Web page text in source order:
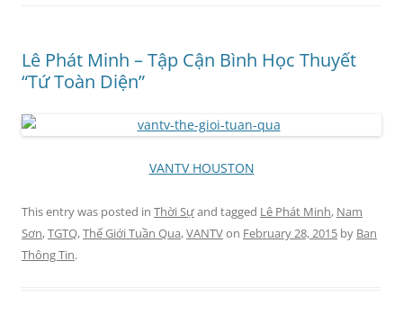
Lê Phát Minh – Tập Cận Bình Học Thuyết
“Tứ Toàn Diện”
VANTV HOUSTON
This entry was posted in Thời Sựand tagged Lê Phát Minh, Nam
Sơn,TGTQ,Thế Giới Tuần Qua,VANTVon February 28, 2015 by Ban
Thông Tin.